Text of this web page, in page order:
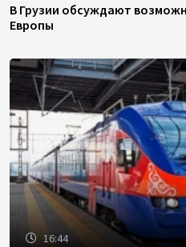
В Грузии обсуждают
Европы
16:44